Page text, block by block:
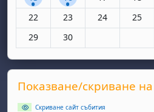
Няма събития, понеделник,
22 Няма събития,
23 Няма
24 25
Няма събития, понеделник, 29
29 Няма събития,
30
Supplementary blocks
Прескочи Показване/скриване на
Показване/скриване
Скриване сайт събития